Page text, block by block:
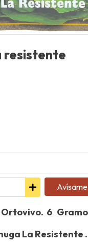
resistente
Ortovivo. 6
La Resistente .